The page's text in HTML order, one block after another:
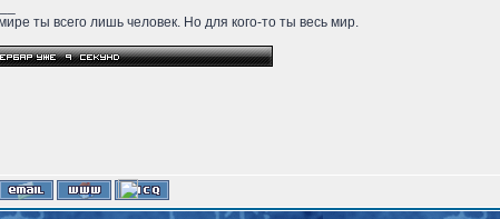
ты всего лишь человек. Но для кого-то ты весь мир.